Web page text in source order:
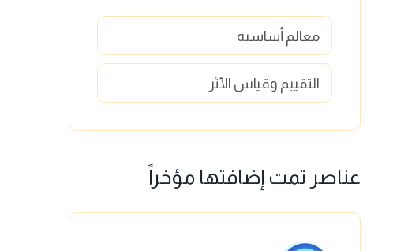
معالم أساسية
التقييم وقياس الأثر
عناصر تمت إضافتها مؤخراً